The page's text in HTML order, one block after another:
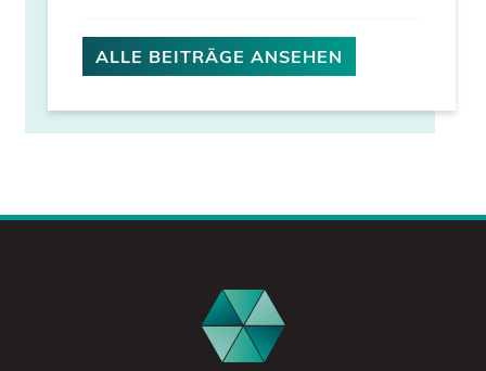
ALLE BEITRÄGE ANSEHEN